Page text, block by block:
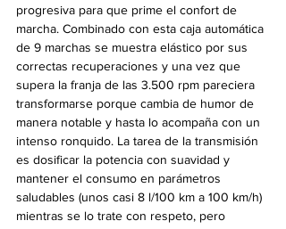
progresiva para que prime el confort de
marcha. Combinado con esta caja automática
de 9 marchas se muestra elástico por sus
correctas recuperaciones y una vez que
supera la franja de las 3.500 rpm pareciera
transformarse porque cambia de humor de
manera notable y hasta lo acompaña con un
intenso ronquido. La tarea de la transmisión
es dosificar la potencia con suavidad y
mantener el consumo en parámetros
saludables (unos casi 8 l/100 km a 100 km/h)
mientras se lo trate con respeto, pero